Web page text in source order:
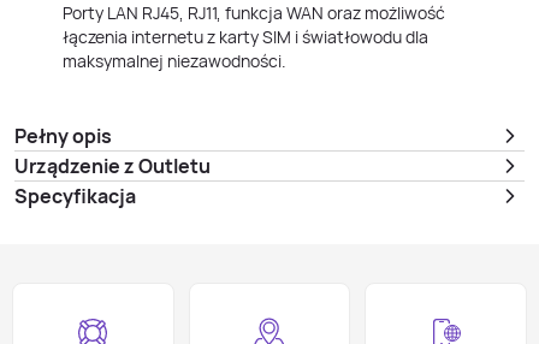
Porty LAN RJ45, RJ11, funkcja WAN oraz możliwość
łączenia internetu z karty SIM i światłowodu dla
maksymalnej niezawodności.
Pełny opis
Urządzenie z Outletu
Specyfikacja